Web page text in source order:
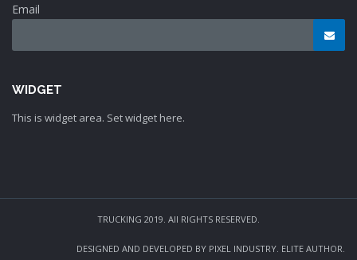
Email
WIDGET
This is widget area. Set widget here.
TRUCKING 2019. All RIGHTS RESERVED.
DESIGNED AND DEVELOPED BY PIXEL INDUSTRY. ELITE AUTHOR.